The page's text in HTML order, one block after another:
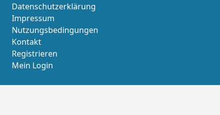
Datenschutzerklärung
Impressum
Nutzungsbedingungen
Kontakt
Registrieren
Mein Login